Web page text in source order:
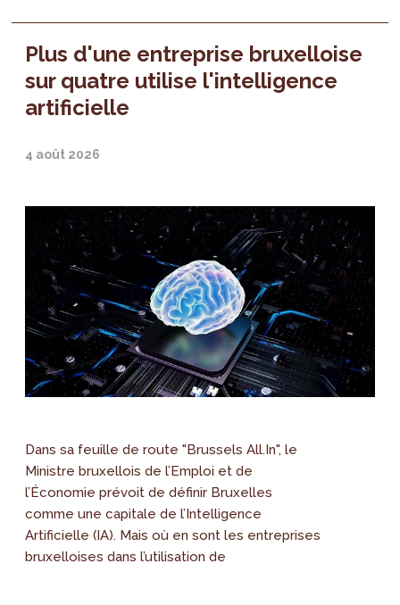
Plus d'une entreprise bruxelloise
sur quatre utilise l'intelligence
artificielle
4 août 2026
Dans sa feuille de route "Brussels All.In", le
Ministre bruxellois de l’Emploi et de
l’Économie prévoit de définir Bruxelles
comme une capitale de l’Intelligence
Artificielle (IA). Mais où en sont les entreprises
bruxelloises dans l’utilisation de